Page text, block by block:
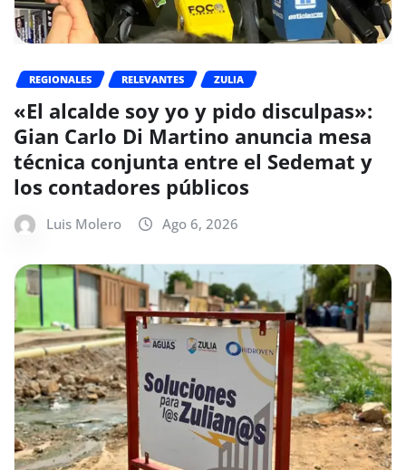
REGIONALES RELEVANTES ZULIA
«El alcalde soy yo y pido disculpas»:
Gian Carlo Di Martino anuncia mesa
técnica conjunta entre el Sedemat y
los contadores públicos
Luis Molero Ago 6, 2026